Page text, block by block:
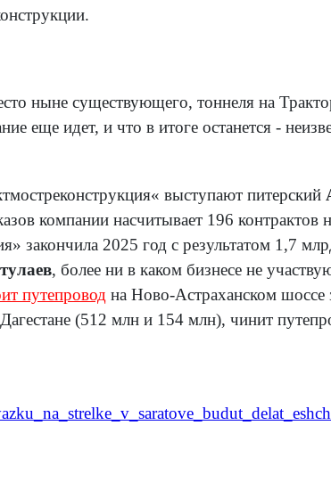
ныне существующего, тоннеля на
еще идет, и что в итоге останется -
выступают питерский
компании насчитывает 196
закончила 2025 год с результатом 1,7
, более ни в каком бизнесе не
путепровод на Ново-Астраханском шоссе
(512 млн и 154 млн), чинит